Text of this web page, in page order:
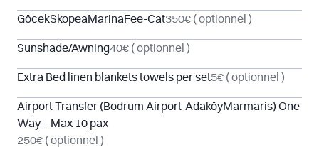
GöcekSkopeaMarinaFee-Cat350€ ( optionnel )
Sunshade/Awning40€ ( optionnel )
Extra Bed linen blankets towels per set5€ ( optionnel )
Airport Transfer (Bodrum Airport-AdaköyMarmaris) One
Way – Max 10 pax
250€ ( optionnel )